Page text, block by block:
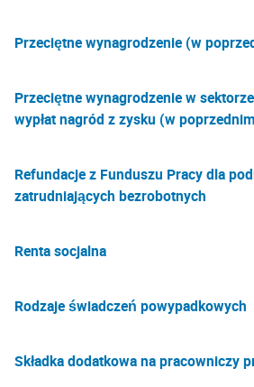
Przeciętne wynagrodzenie (w
Przeciętne wynagrodzenie w
wypłat nagród z zysku (w
Refundacje z Funduszu Pracy dla
zatrudniających bezrobotnych
Renta socjalna
Rodzaje świadczeń powypadkowych
Składka dodatkowa na pracowniczy